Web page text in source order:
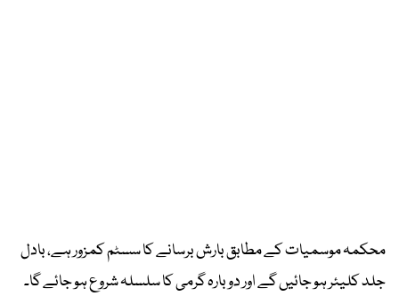
محکمہ موسمیات کے مطابق بارش برسانے کا سسٹم کمزور ہے، بادل
جلد کلیئر ہو جائیں گے اور دوبارہ گرمی کا سلسلہ شروع ہو جائے گا۔